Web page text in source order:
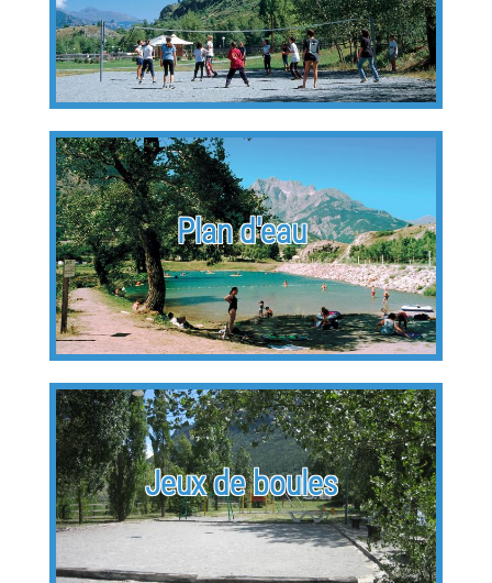
Plan d'eau
Jeux de boules